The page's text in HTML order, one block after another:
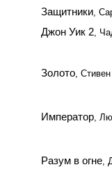
Защитники,
Джон Уик 2,
Золото,
Император,
Разум в огне,